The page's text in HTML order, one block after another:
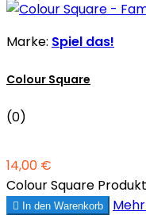
Marke: Spiel das!
Colour Square
(0)
14,00 €
Colour Square
 In den Warenkorb Mehr